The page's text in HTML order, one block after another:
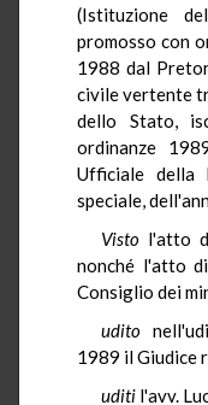
(Istituzione
promosso con
1988 dal
civile vertente
dello Stato,
ordinanze
Ufficiale della
speciale,
Visto l'atto
nonché l'atto
Consiglio dei
udito
1989 il Giudice
uditi l'avv.